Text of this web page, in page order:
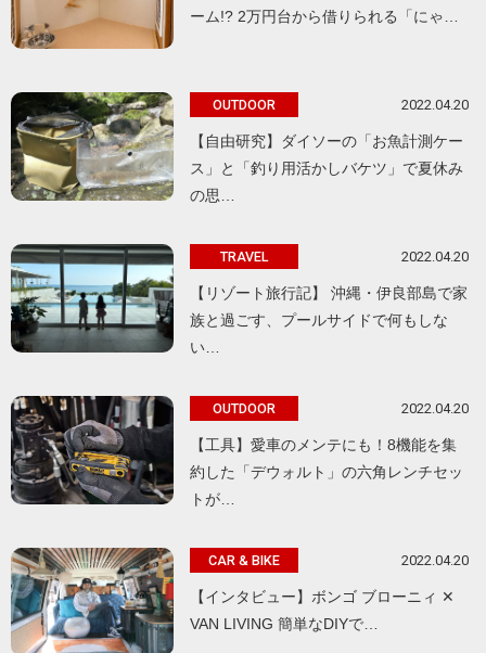
ーム!? 2万円台から借りられる「にゃ…
OUTDOOR 2022.04.20
【自由研究】ダイソーの「お魚計測ケー
ス」と「釣り用活かしバケツ」で夏休み
の思…
TRAVEL 2022.04.20
【リゾート旅行記】 沖縄・伊良部島で家
族と過ごす、プールサイドで何もしな
い…
OUTDOOR 2022.04.20
【工具】愛車のメンテにも！8機能を集
約した「デウォルト」の六角レンチセッ
トが…
CAR & BIKE 2022.04.20
【インタビュー】ボンゴ ブローニィ ✕
VAN LIVING 簡単なDIYで…